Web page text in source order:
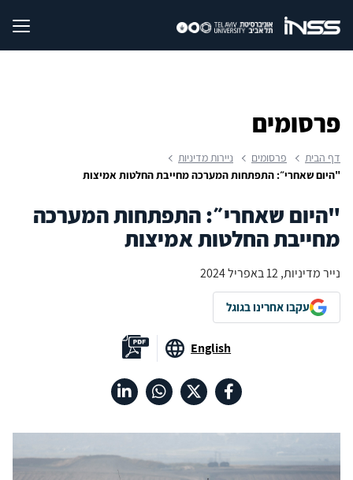
פרסומים
דף הבית פרסומים
ניירות מדיניות
"היום שאחרי״: התפתחות המערכה מחייבת החלטות אמיצות
"היום שאחרי״: התפתחות המערכה
מחייבת החלטות אמיצות
נייר מדיניות, 12 באפריל 2024
עקבו אחרינו בגוגל
English